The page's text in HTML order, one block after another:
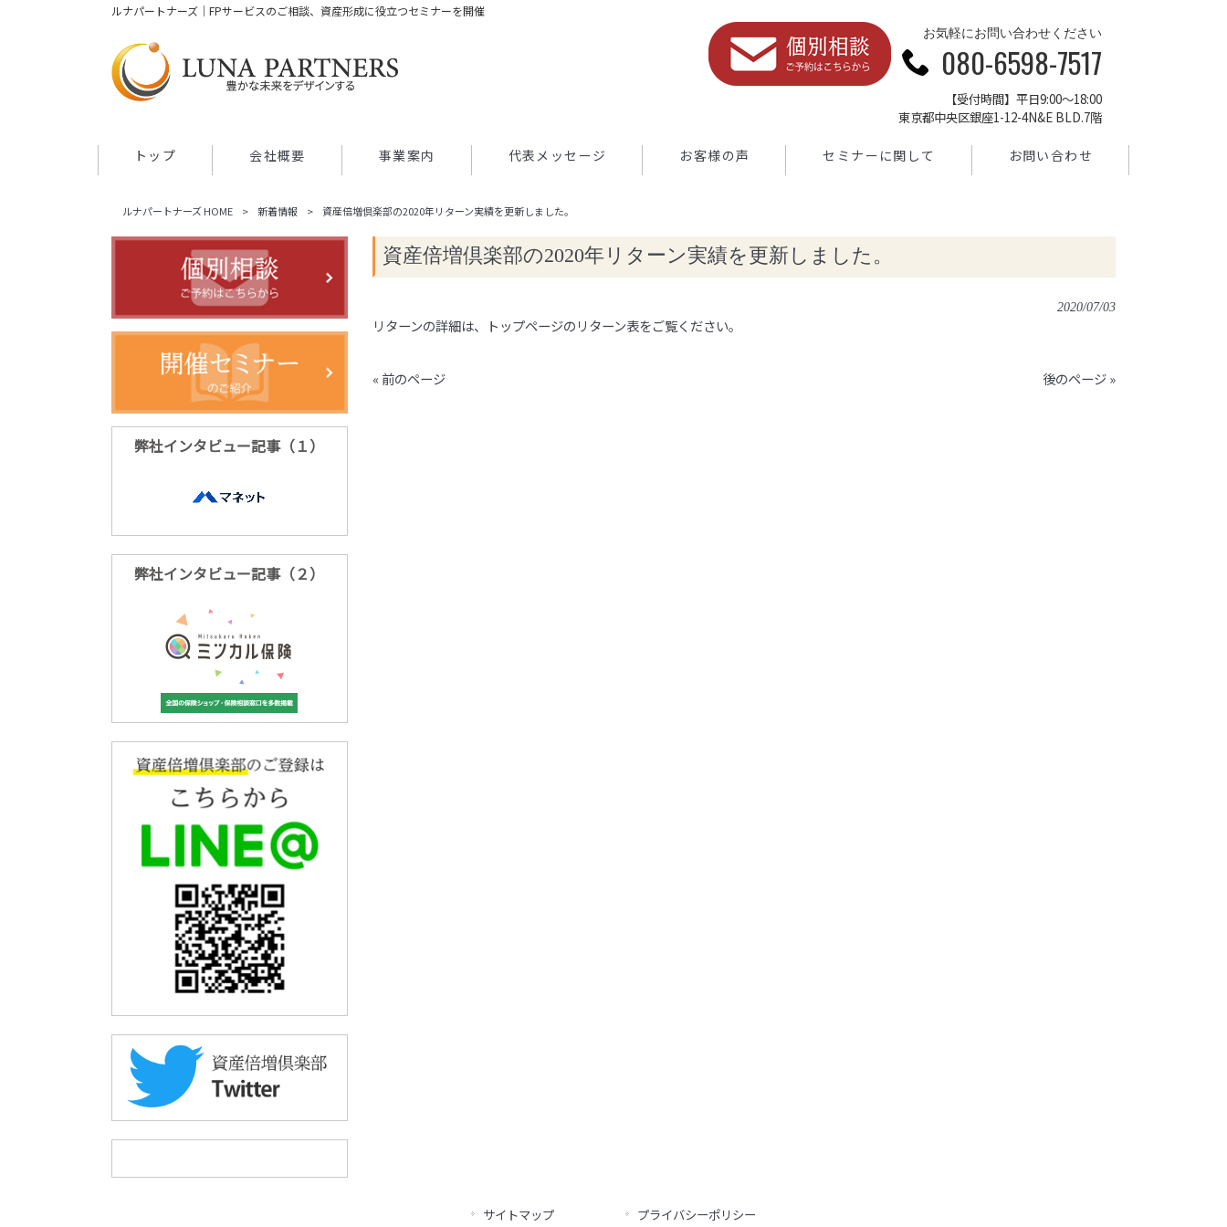
ルナパートナーズ｜FPサービスのご相談、資産形成に役立つセミナーを開催
お気軽にお問い合わせください
080-6598-7517
【受付時間】平日9:00～18:00
東京都中央区銀座1-12-4N&E BLD.7階
トップ 会社概要 事業案内 代表メッセージ お客様の声 セミナーに関して お問い合わせ
ルナパートナーズ HOME > 新着情報 > 資産倍増倶楽部の2020年リターン実績を更新しました。
資産倍増倶楽部の2020年リターン実績を更新しました。
2020/07/03
リターンの詳細は、トップページのリターン表をご覧ください。
« 前のページ 後のページ »
弊社インタビュー記事（１）
弊社インタビュー記事（２）
サイトマップ プライバシーポリシー